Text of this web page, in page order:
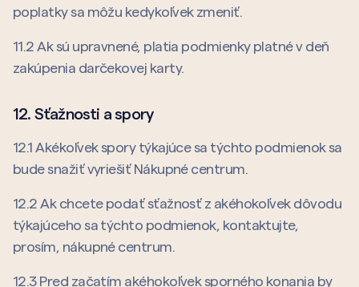
poplatky sa môžu kedykoľvek zmeniť.
11.2 Ak sú upravnené, platia podmienky platné v deň
zakúpenia darčekovej karty.
12. Sťažnosti a spory
12.1 Akékoľvek spory týkajúce sa týchto podmienok sa
bude snažiť vyriešiť Nákupné centrum.
12.2 Ak chcete podať sťažnosť z akéhokoľvek dôvodu
týkajúceho sa týchto podmienok, kontaktujte,
prosím, nákupné centrum.
12.3 Pred začatím akéhokoľvek sporného konania by